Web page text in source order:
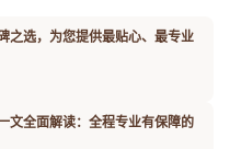
之选，为您提供最贴心、最专业
文全面解读：全程专业有保障的